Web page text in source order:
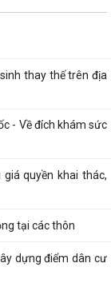
thay thế trên địa
- Về đích khám sức
quyền khai thác,
tại các thôn
dựng điểm dân cư